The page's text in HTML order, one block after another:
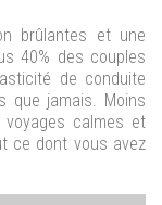
brûlantes et une
40% des couples
de conduite
que jamais. Moins
calmes et
ce dont vous avez